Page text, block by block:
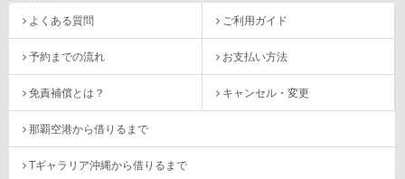
よくある質問 ご利用ガイド
予約までの流れ お支払い方法
免責補償とは？ キャンセル・変更
那覇空港から借りるまで
Tギャラリア沖縄から借りるまで